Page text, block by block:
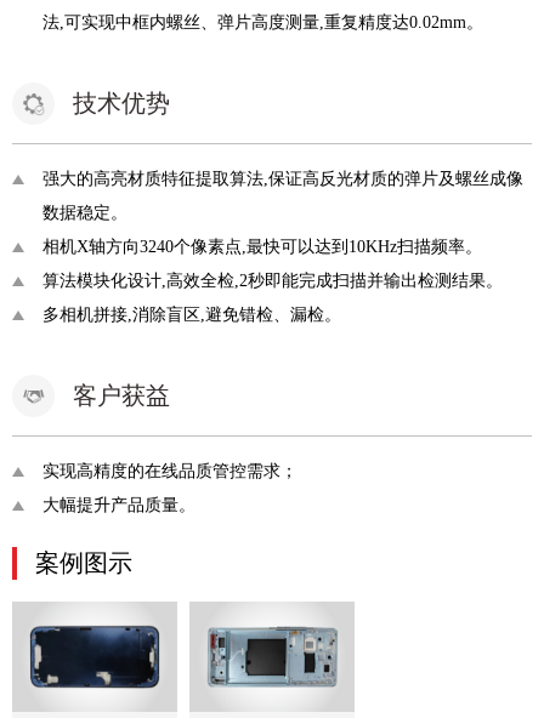
法,可实现中框内螺丝、弹片高度测量,重复精度达0.02mm。
技术优势
强大的高亮材质特征提取算法,保证高反光材质的弹片及螺丝成像
数据稳定。
相机X轴方向3240个像素点,最快可以达到10KHz扫描频率。
算法模块化设计,高效全检,2秒即能完成扫描并输出检测结果。
多相机拼接,消除盲区,避免错检、漏检。
客户获益
实现高精度的在线品质管控需求；
大幅提升产品质量。
案例图示